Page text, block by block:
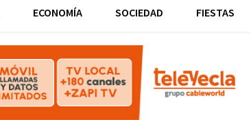
ECONOMÍA SOCIEDAD FIESTAS